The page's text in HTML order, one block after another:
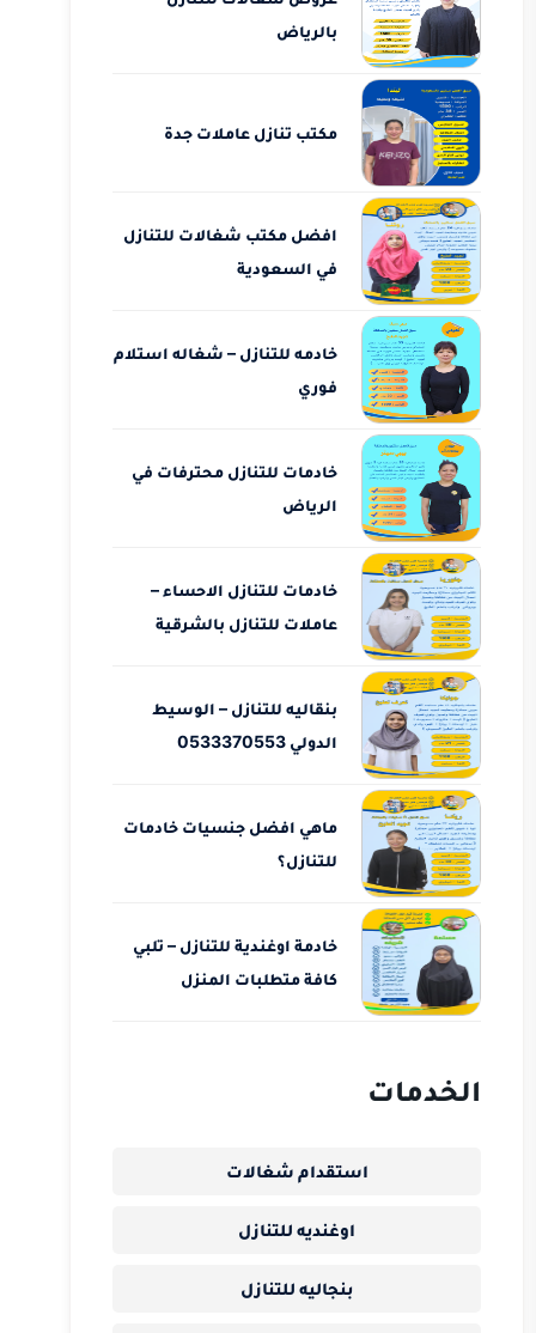
بالرياض
مكتب تنازل عاملات جدة
افضل مكتب شغالات للتنازل
في السعودية
خادمه للتنازل – شغاله استلام
فوري
خادمات للتنازل محترفات في
الرياض
خادمات للتنازل الاحساء –
عاملات للتنازل بالشرقية
بنقاليه للتنازل – الوسيط
الدولي 0533370553
ماهي افضل جنسيات خادمات
للتنازل؟
خادمة اوغندية للتنازل – تلبي
كافة متطلبات المنزل
الخدمات
استقدام شغالات
اوغنديه للتنازل
بنجاليه للتنازل